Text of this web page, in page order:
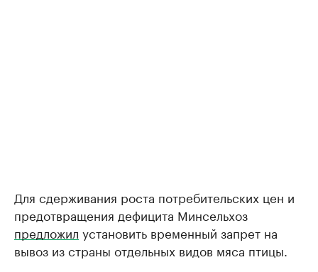
Для сдерживания роста потребительских цен и
предотвращения дефицита Минсельхоз
предложил установить временный запрет на
вывоз из страны отдельных видов мяса птицы.